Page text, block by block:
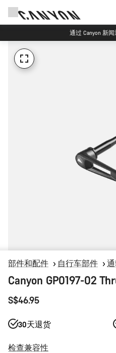
通过 Canyon 新
部件和配件 自行车部件
Canyon GP0197-02
S$46.95
30天退货
检查兼容性